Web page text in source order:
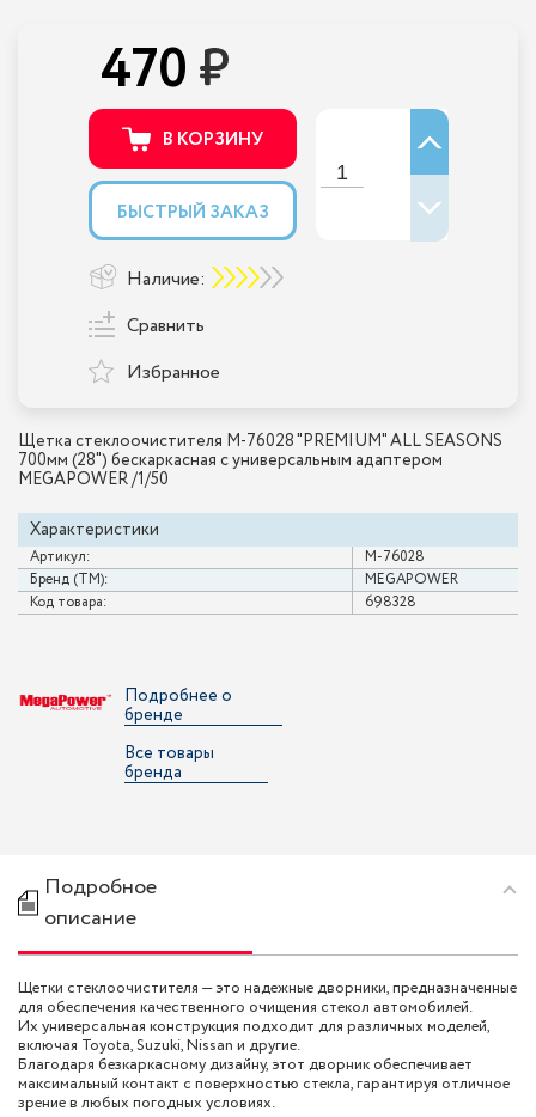
Щетка стеклоочистителя M-76028 "PREMIUM" ALL SEASONS
700мм (28") бескаркасная с универсальным адаптером
MEGAPOWER /1/50
Характеристики
Артикул:
M-76028
Бренд (ТМ):
MEGAPOWER
Код товара:
698328
470
В КОРЗИНУ
БЫСТРЫЙ ЗАКАЗ
Наличие:
Сравнить
Избранное
Подробнее о
бренде
Все товары
бренда
Подробное
описание
Щетки стеклоочистителя — это надежные дворники, предназначенные
для обеспечения качественного очищения стекол автомобилей.
Их универсальная конструкция подходит для различных моделей,
включая Toyota, Suzuki, Nissan и другие.
Благодаря безкаркасному дизайну, этот дворник обеспечивает
максимальный контакт с поверхностью стекла, гарантируя отличное
зрение в любых погодных условиях.